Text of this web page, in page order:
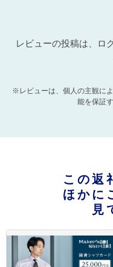
レビューの投稿は、ロ
※レビューは、個人の主観に
能を保証
この返
ほかに
見